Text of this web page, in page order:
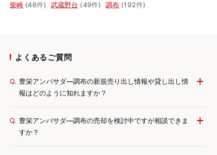
柴崎 (46件) 武蔵野台 (49件) 調布 (192件)
よくあるご質問
Q. 豊栄アンバサダ―調布の新規売り出し情報や貸し出し情
報はどのように知れますか？
Q. 豊栄アンバサダ―調布の売却を検討中ですが相談できま
すか？